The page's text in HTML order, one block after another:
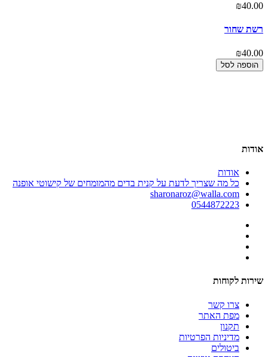
₪40.00
רשת שחור
₪40.00
הוספה לסל
אודות
אודות
כל מה שצריך לדעת על קנית בדים מהמומחים של קישוטי אופנה
sharonaroz@walla.com
0544872223
שירות לקוחות
צרו קשר
מפת האתר
תקנון
מדיניות הפרטיות
ביטולים